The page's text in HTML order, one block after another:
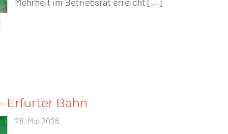
Erfurter Bahn
28. Mai 2026